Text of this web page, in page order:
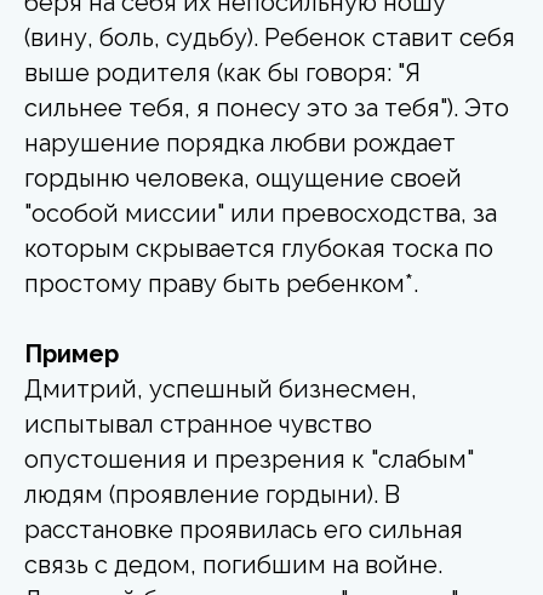
(вину, боль, судьбу). Ребенок ставит себя
выше родителя (как бы говоря: "Я
сильнее тебя, я понесу это за тебя"). Это
нарушение порядка любви рождает
гордыню человека, ощущение своей
"особой миссии" или превосходства, за
которым скрывается глубокая тоска по
простому праву быть ребенком*.
Пример
Дмитрий, успешный бизнесмен,
испытывал странное чувство
опустошения и презрения к "слабым"
людям (проявление гордыни). В
расстановке проявилась его сильная
связь с дедом, погибшим на войне.